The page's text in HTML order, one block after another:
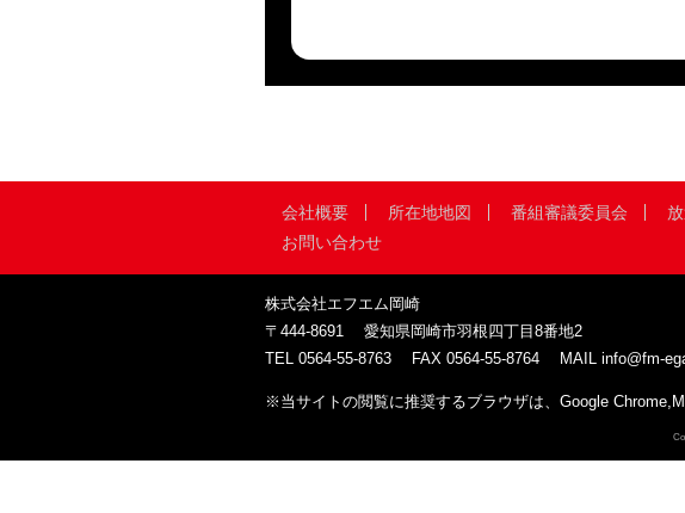
会社概要 所在地地図 番組審議委員会
お問い合わせ
株式会社エフエム岡崎
〒444-8691
愛知県岡崎市羽根四丁目8番地2
TEL 0564-55-8763 FAX 0564-55-8764 MAIL info@fm-
※当サイトの閲覧に推奨するブラウザは、Google